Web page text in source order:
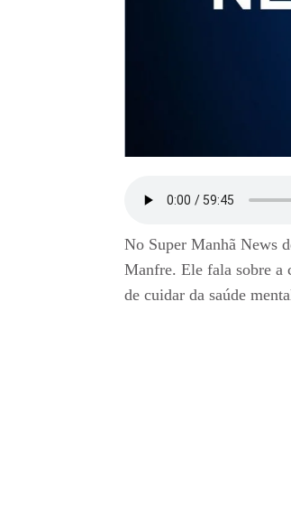
No Super Manhã News
Manfre. Ele fala sobre a
de cuidar da saúde